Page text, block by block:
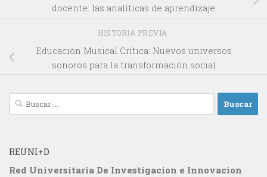
docente: las analíticas de aprendizaje
HISTORIA PREVIA
Educación Musical Crítica: Nuevos universos
sonoros para la transformación social
Buscar:
REUNI+D
Red Universitaria De Investigacion e Innovacion